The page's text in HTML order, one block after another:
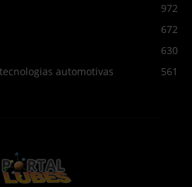
972
672
630
automotivas
561